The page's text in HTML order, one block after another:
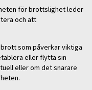
för brottslighet leder
och att
som påverkar viktiga
eller flytta sin
eller om det snarare